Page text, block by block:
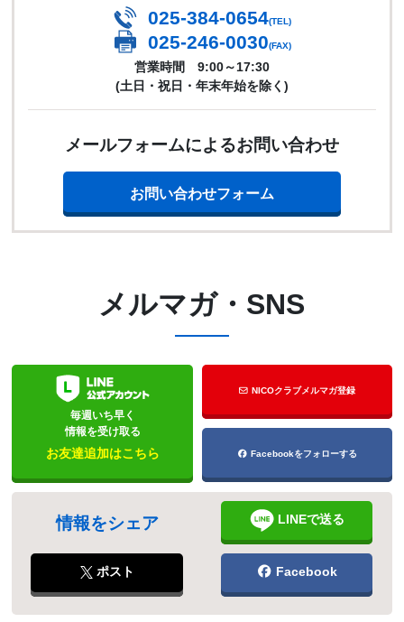
025-384-0654(TEL)
025-246-0030(FAX)
営業時間 9:00～17:30
(土日・祝日・年末年始を除く)
メールフォームによるお問い合わせ
お問い合わせフォーム
メルマガ・SNS
毎週いち早く
情報を受け取る
お友達追加はこちら
NICOクラブメルマガ登録
Facebookをフォローする
情報をシェア LINEで送る
ポスト Facebook